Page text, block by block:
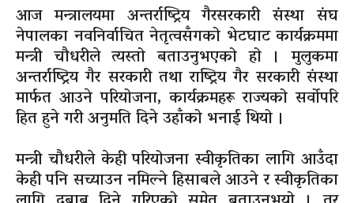
आज मन्त्रालयमा अन्तर्राष्ट्रिय गैरसरकारी संस्था संघ
नेपालका नवनिर्वाचित नेतृत्वसँगको भेटघाट कार्यक्रममा
मन्त्री चौधरीले त्यस्तो बताउनुभएको हो । मुलुकमा
अन्तर्राष्ट्रिय गैर सरकारी तथा राष्ट्रिय गैर सरकारी संस्था
मार्फत आउने परियोजना, कार्यक्रमहरू राज्यको सर्वोपरि
हित हुने गरी अनुमति दिने उहाँको भनाई थियो ।
मन्त्री चौधरीले केही परियोजना स्वीकृतिका लागि आउँदा
केही पनि सच्याउन नमिल्ने हिसाबले आउने र स्वीकृतिका